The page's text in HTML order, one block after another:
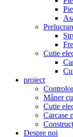
Cutie
proiect
Controlor
Mâner
Cutie
Carcase
Despre noi